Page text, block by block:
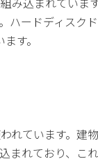
ハードディス
す。
れています。
れており、こ